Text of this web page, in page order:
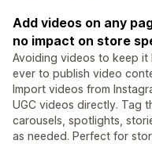
Add videos on any
no impact on store
Avoiding videos to keep it
ever to publish video
Import videos from
UGC videos directly. Tag
carousels, spotlights,
as needed. Perfect for